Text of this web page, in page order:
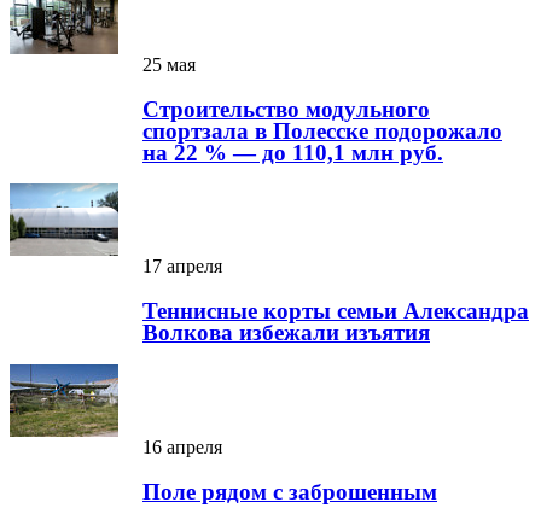
25 мая
Строительство модульного
спортзала в Полесске подорожало
на 22 % — до 110,1 млн руб.
17 апреля
Теннисные корты семьи Александра
Волкова избежали изъятия
16 апреля
Поле рядом с заброшенным